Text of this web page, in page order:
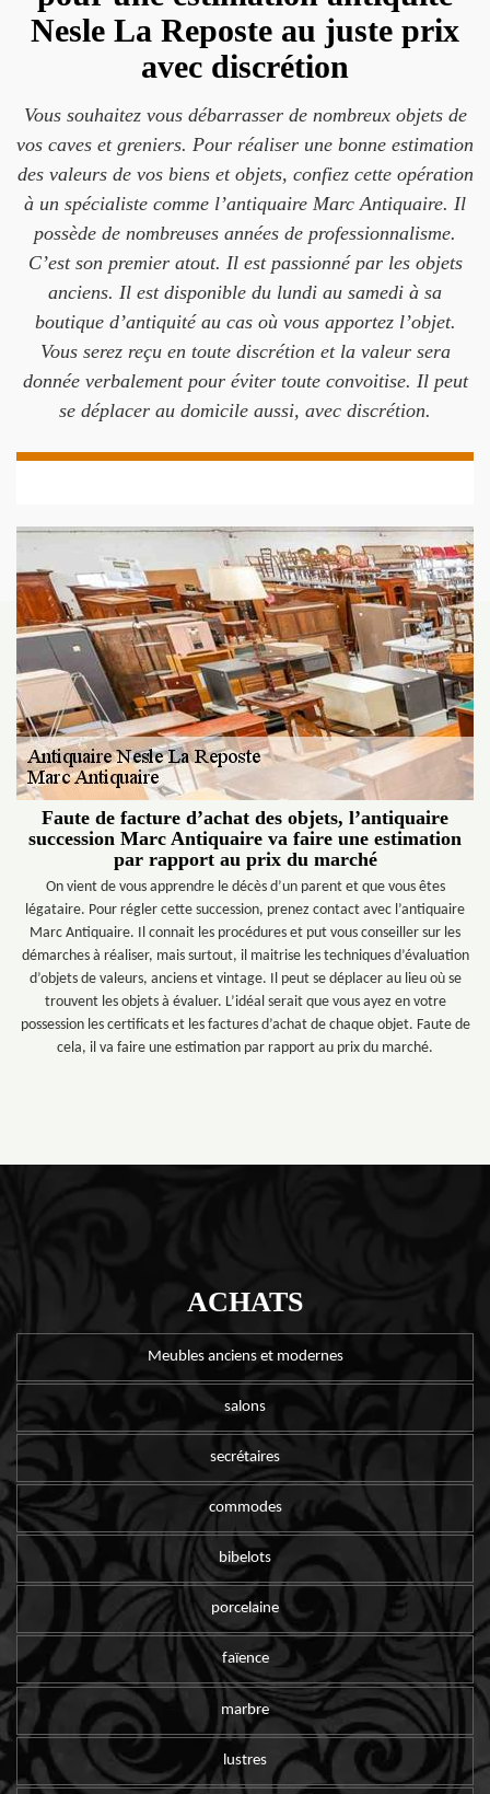
Nesle La Reposte au juste prix
avec discrétion
Vous souhaitez vous débarrasser de nombreux objets de
vos caves et greniers. Pour réaliser une bonne estimation
des valeurs de vos biens et objets, confiez cette opération
à un spécialiste comme l’antiquaire Marc Antiquaire. Il
possède de nombreuses années de professionnalisme.
C’est son premier atout. Il est passionné par les objets
anciens. Il est disponible du lundi au samedi à sa
boutique d’antiquité au cas où vous apportez l’objet.
Vous serez reçu en toute discrétion et la valeur sera
donnée verbalement pour éviter toute convoitise. Il peut
se déplacer au domicile aussi, avec discrétion.
Faute de facture d’achat des objets, l’antiquaire
succession Marc Antiquaire va faire une estimation
par rapport au prix du marché
On vient de vous apprendre le décès d’un parent et que vous êtes
légataire. Pour régler cette succession, prenez contact avec l’antiquaire
Marc Antiquaire. Il connait les procédures et put vous conseiller sur les
démarches à réaliser, mais surtout, il maitrise les techniques d’évaluation
d’objets de valeurs, anciens et vintage. Il peut se déplacer au lieu où se
trouvent les objets à évaluer. L’idéal serait que vous ayez en votre
possession les certificats et les factures d’achat de chaque objet. Faute de
cela, il va faire une estimation par rapport au prix du marché.
ACHATS
Meubles anciens et modernes
salons
secrétaires
commodes
bibelots
porcelaine
faïence
marbre
lustres